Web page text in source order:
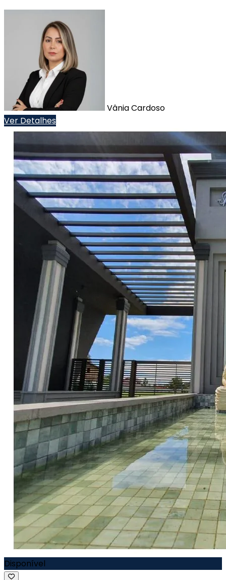
Vânia Cardoso
Ver Detalhes
Disponível